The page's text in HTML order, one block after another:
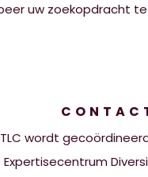
uw zoekopdracht
TLC wordt
Expertisecentrum